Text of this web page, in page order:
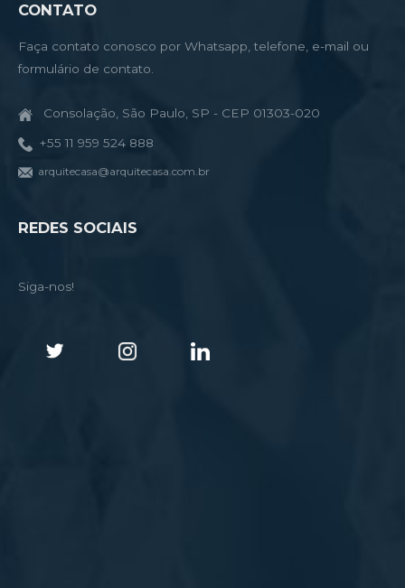
CONTATO
Faça contato conosco por Whatsapp, telefone, e-mail ou
formulário de contato.
Consolação, São Paulo, SP - CEP 01303-020
+55 11 959 524 888
arquitecasa@arquitecasa.com.br
REDES SOCIAIS
Siga-nos!